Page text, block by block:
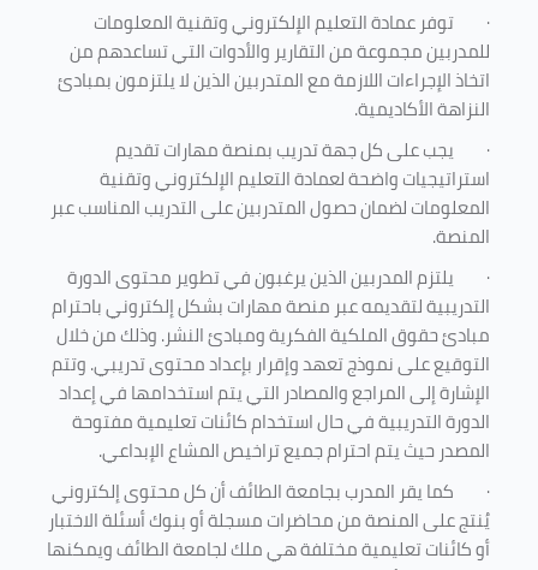
· توفر عمادة التعليم الإلكتروني وتقنية المعلومات
للمدربين مجموعة من التقارير والأدوات التي تساعدهم من
اتخاذ الإجراءات اللازمة مع المتدربين الذين لا يلتزمون بمبادئ
النزاهة الأكاديمية.
· يجب على كل جهة تدريب بمنصة مهارات تقديم
استراتيجيات واضحة لعمادة التعليم الإلكتروني وتقنية
المعلومات لضمان حصول المتدربين على التدريب المناسب عبر
المنصة.
· يلتزم المدربين الذين يرغبون في تطوير محتوى الدورة
التدريبية لتقديمه عبر منصة مهارات بشكل إلكتروني باحترام
مبادئ حقوق الملكية الفكرية ومبادئ النشر. وذلك من خلال
التوقيع على نموذج تعهد وإقرار بإعداد محتوى تدريبي. وتتم
الإشارة إلى المراجع والمصادر التي يتم استخدامها في إعداد
الدورة التدريبية في حال استخدام كائنات تعليمية مفتوحة
المصدر حيث يتم احترام جميع تراخيص المشاع الإبداعي.
· كما يقر المدرب بجامعة الطائف أن كل محتوى إلكتروني
يُنتج على المنصة من محاضرات مسجلة أو بنوك أسئلة الاختبار
أو كائنات تعليمية مختلفة هي ملك لجامعة الطائف ويمكنها